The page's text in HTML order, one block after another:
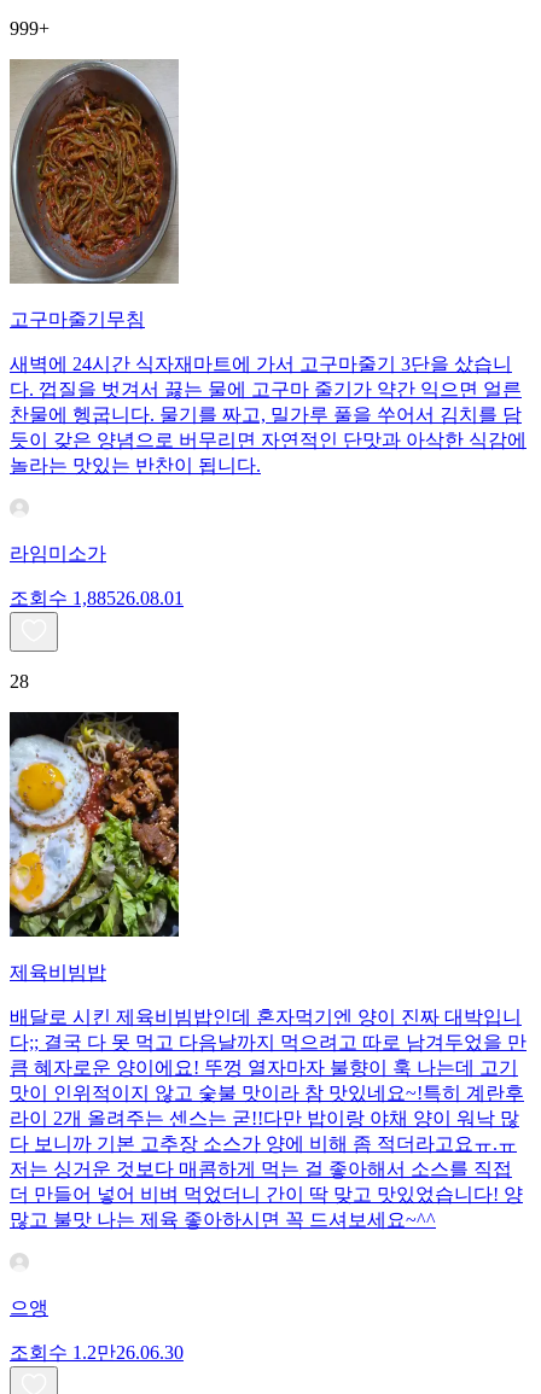
999+
고구마줄기무침
새벽에 24시간 식자재마트에 가서 고구마줄기 3단을 샀습니
다. 껍질을 벗겨서 끓는 물에 고구마 줄기가 약간 익으면 얼른
찬물에 헹굽니다. 물기를 짜고, 밀가루 풀을 쑤어서 김치를 담
듯이 갖은 양념으로 버무리면 자연적인 단맛과 아삭한 식감에
놀라는 맛있는 반찬이 됩니다.
라임미소가
조회수 1,88526.08.01
28
제육비빔밥
배달로 시킨 제육비빔밥인데 혼자먹기엔 양이 진짜 대박입니
다;; 결국 다 못 먹고 다음날까지 먹으려고 따로 남겨두었을 만
큼 혜자로운 양이에요! 뚜껑 열자마자 불향이 훅 나는데 고기
맛이 인위적이지 않고 숯불 맛이라 참 맛있네요~!특히 계란후
라이 2개 올려주는 센스는 굳!! ​다만 밥이랑 야채 양이 워낙 많
다 보니까 기본 고추장 소스가 양에 비해 좀 적더라고요ㅠ.ㅠ
저는 싱거운 것보다 매콤하게 먹는 걸 좋아해서 소스를 직접
더 만들어 넣어 비벼 먹었더니 간이 딱 맞고 맛있었습니다! 양
많고 불맛 나는 제육 좋아하시면 꼭 드셔보세요~^^
으앵
조회수 1.2만26.06.30